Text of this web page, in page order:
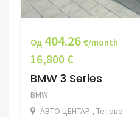
Од 404.26 €/month
16,800 €
BMW 3 Series
BMW
АВТО ЦЕНТАР , Тетово